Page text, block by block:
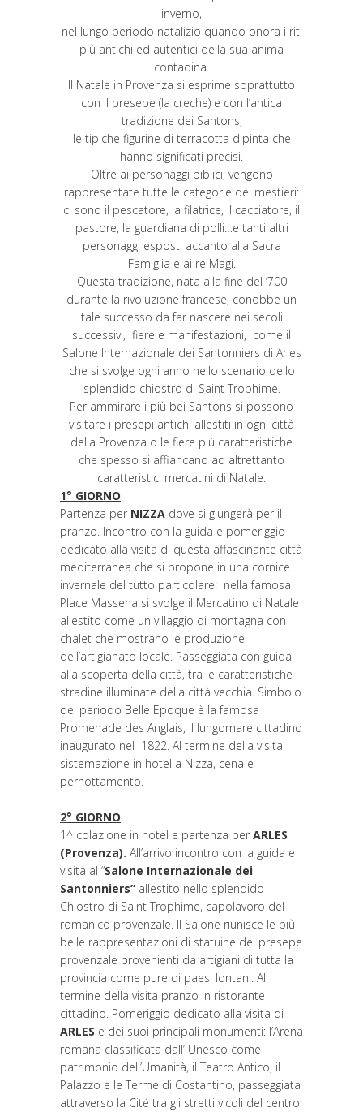
inverno,
nel lungo periodo natalizio quando onora i riti
più antichi ed autentici della sua anima
contadina.
Il Natale in Provenza si esprime soprattutto
con il presepe (la creche) e con l’antica
tradizione dei Santons,
le tipiche figurine di terracotta dipinta che
hanno significati precisi.
Oltre ai personaggi biblici, vengono
rappresentate tutte le categorie dei mestieri:
ci sono il pescatore, la filatrice, il cacciatore, il
pastore, la guardiana di polli…e tanti altri
personaggi esposti accanto alla Sacra
Famiglia e ai re Magi.
Questa tradizione, nata alla fine del ‘700
durante la rivoluzione francese, conobbe un
tale successo da far nascere nei secoli
successivi, fiere e manifestazioni, come il
Salone Internazionale dei Santonniers di Arles
che si svolge ogni anno nello scenario dello
splendido chiostro di Saint Trophime.
Per ammirare i più bei Santons si possono
visitare i presepi antichi allestiti in ogni città
della Provenza o le fiere più caratteristiche
che spesso si affiancano ad altrettanto
caratteristici mercatini di Natale.
1° GIORNO
Partenza per NIZZA dove si giungerà per il
pranzo. Incontro con la guida e pomeriggio
dedicato alla visita di questa affascinante città
mediterranea che si propone in una cornice
invernale del tutto particolare: nella famosa
Place Massena si svolge il Mercatino di Natale
allestito come un villaggio di montagna con
chalet che mostrano le produzione
dell’artigianato locale. Passeggiata con guida
alla scoperta della città, tra le caratteristiche
stradine illuminate della città vecchia. Simbolo
del periodo Belle Epoque è la famosa
Promenade des Anglais, il lungomare cittadino
inaugurato nel 1822. Al termine della visita
sistemazione in hotel a Nizza, cena e
pernottamento.
2° GIORNO
1^ colazione in hotel e partenza per ARLES
(Provenza). All’arrivo incontro con la guida e
visita al “Salone Internazionale dei
Santonniers” allestito nello splendido
Chiostro di Saint Trophime, capolavoro del
romanico provenzale. Il Salone riunisce le più
belle rappresentazioni di statuine del presepe
provenzale provenienti da artigiani di tutta la
provincia come pure di paesi lontani. Al
termine della visita pranzo in ristorante
cittadino. Pomeriggio dedicato alla visita di
ARLES e dei suoi principali monumenti: l’Arena
romana classificata dall’ Unesco come
patrimonio dell’Umanità, il Teatro Antico, il
Palazzo e le Terme di Costantino, passeggiata
attraverso la Cité tra gli stretti vicoli del centro